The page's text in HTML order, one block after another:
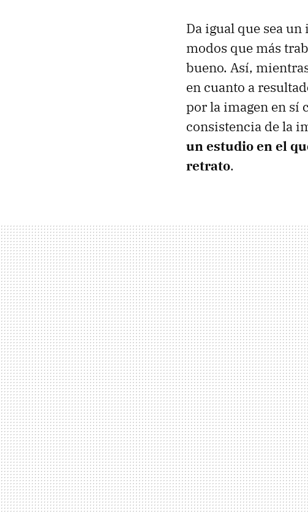
Da igual que sea
modos que más
bueno. Así,
en cuanto a
por la imagen en sí
consistencia de la
un estudio en el
retrato.